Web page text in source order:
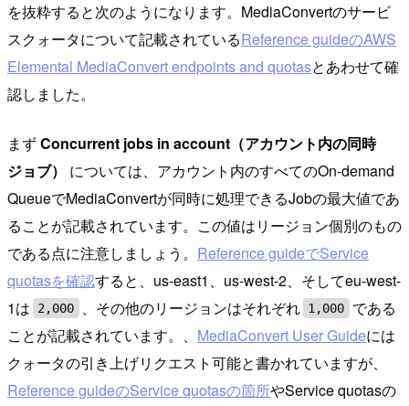
を抜粋すると次のようになります。MediaConvertのサービ
スクォータについて記載されているReference guideのAWS
Elemental MediaConvert endpoints and quotasとあわせて確
認しました。
まずConcurrent jobs in account（アカウント内の同時
ジョブ）
については、アカウント内のすべてのOn-demand
QueueでMediaConvertが同時に処理できるJobの最大値であ
ることが記載されています。この値はリージョン個別のもの
である点に注意しましょう。 Reference guideでService
quotasを確認すると、us-east1、us-west-2、そしてeu-west-
1は
2,000 、その他のリージョンはそれぞれ 1,000
である
ことが記載されています。、 MediaConvert User Guideには
クォータの引き上げリクエスト可能と書かれていますが、
Reference guideのService quotasの箇所やService quotasの